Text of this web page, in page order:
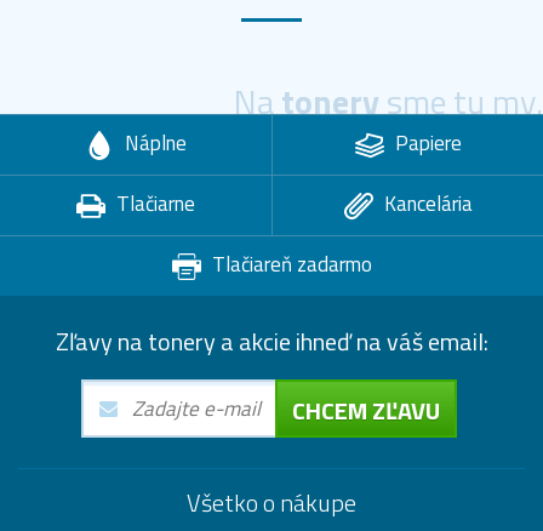
Natonerysme tu my.
Náplne
Papiere
Tlačiarne
Kancelária
Tlačiareň zadarmo
Zľavy na tonery a akcie ihneď na váš email:
CHCEM ZĽAVU
Všetko o nákupe